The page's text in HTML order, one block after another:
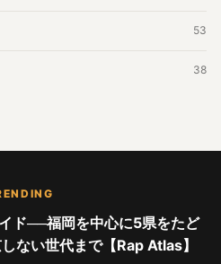
53
38
ド──福岡を中心に5県をたど
ない世代まで【Rap Atlas】